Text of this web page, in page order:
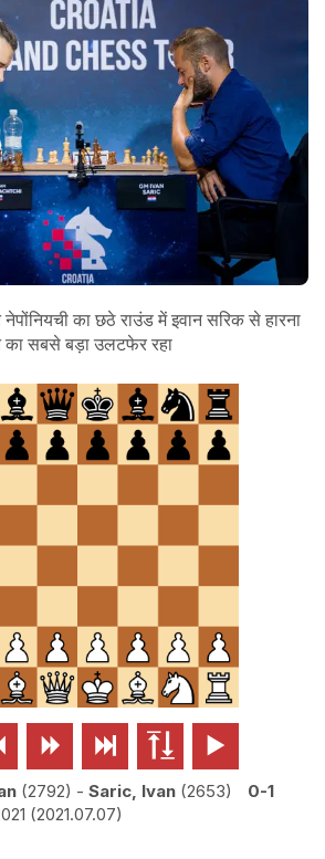
का छठे राउंड में इवान सरिक से हारना
का सबसे बड़ा उलटफेर रहा
   
2792 - Saric, Ivan 2653
0-1
2021.07.07